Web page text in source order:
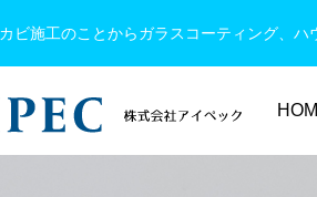
ビ施工のことからガラスコーティング、